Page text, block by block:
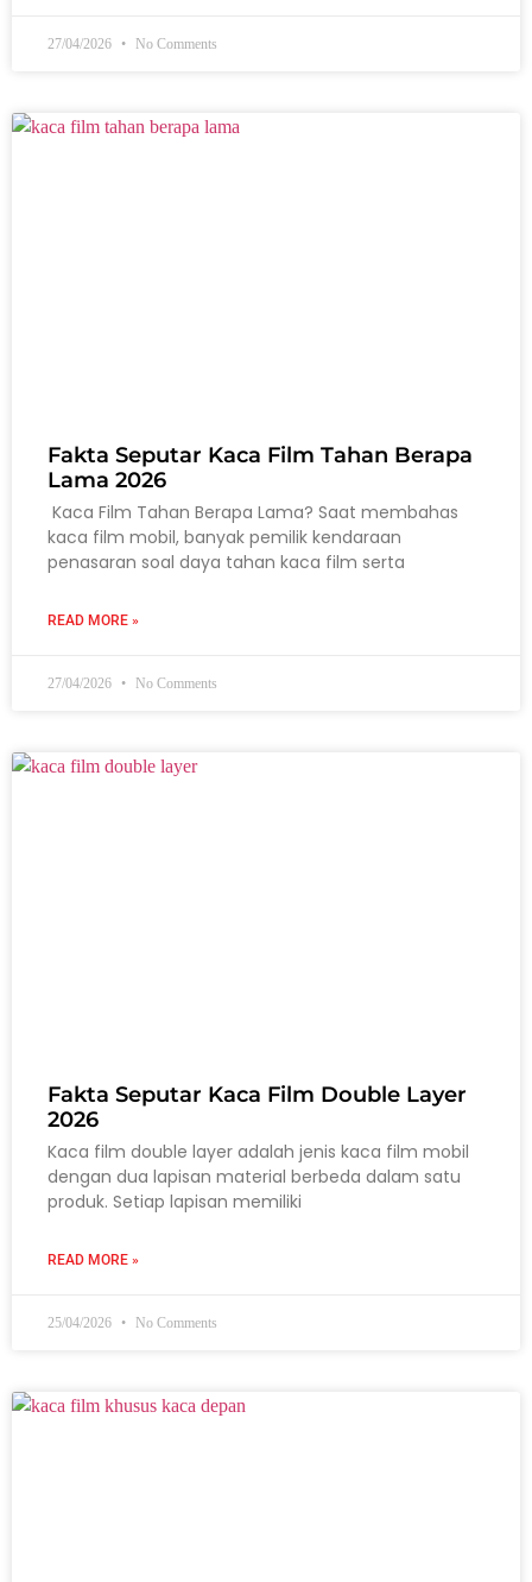
27/04/2026 No Comments
Fakta Seputar Kaca Film Tahan Berapa
Lama 2026
Kaca Film Tahan Berapa Lama? Saat membahas
kaca film mobil, banyak pemilik kendaraan
penasaran soal daya tahan kaca film serta
READ MORE »
27/04/2026 No Comments
Fakta Seputar Kaca Film Double Layer
2026
Kaca film double layer adalah jenis kaca film mobil
dengan dua lapisan material berbeda dalam satu
produk. Setiap lapisan memiliki
READ MORE »
25/04/2026 No Comments